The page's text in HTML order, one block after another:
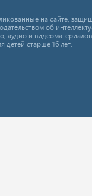
на сайте,
об
аудио и
детей старше 16 лет.